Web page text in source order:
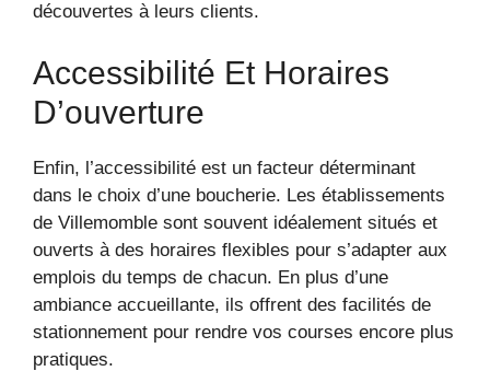
découvertes à leurs clients.
Accessibilité Et Horaires
D’ouverture
Enfin, l’accessibilité est un facteur déterminant
dans le choix d’une boucherie. Les établissements
de Villemomble sont souvent idéalement situés et
ouverts à des horaires flexibles pour s’adapter aux
emplois du temps de chacun. En plus d’une
ambiance accueillante, ils offrent des facilités de
stationnement pour rendre vos courses encore plus
pratiques.